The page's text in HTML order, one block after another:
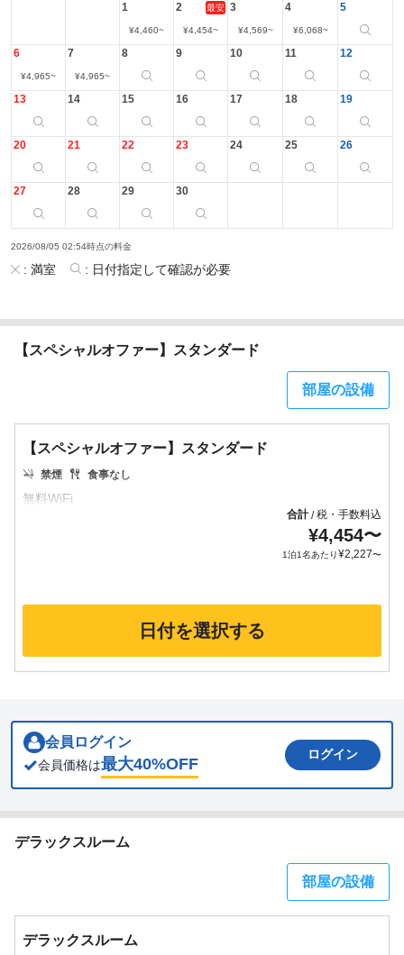
1
¥4,460~
2 最安
¥4,454~
3
¥4,569~
4
¥6,068~
5
6
¥4,965~
7
¥4,965~
8 9 10 11 12
13 14 15 16 17 18 19
20 21 22 23 24 25 26
27 28 29 30
2026/08/05 02:54時点の料金
: 満室 : 日付指定して確認が必要
【スペシャルオファー】スタンダード
部屋の設備
【スペシャルオファー】スタンダード
禁煙 食事なし
合計/税・手数料込
¥4,454〜
1泊1名あたり¥2,227〜
日付を選択する
会員ログイン
会員価格は最大40%OFF
ログイン
デラックスルーム
部屋の設備
デラックスルーム